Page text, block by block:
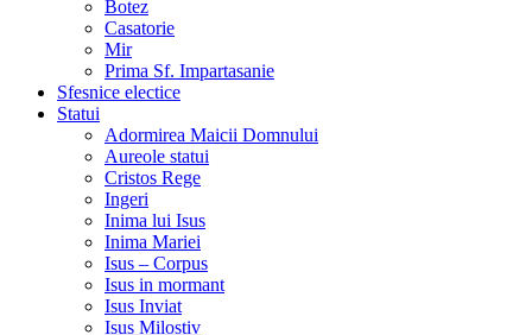
Botez
Casatorie
Mir
Prima Sf. Impartasanie
Sfesnice electice
Statui
Adormirea Maicii Domnului
Aureole statui
Cristos Rege
Ingeri
Inima lui Isus
Inima Mariei
Isus – Corpus
Isus in mormant
Isus Inviat
Isus Milostiv